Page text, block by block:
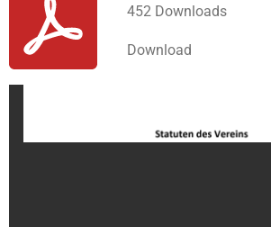
452 Downloads
Download